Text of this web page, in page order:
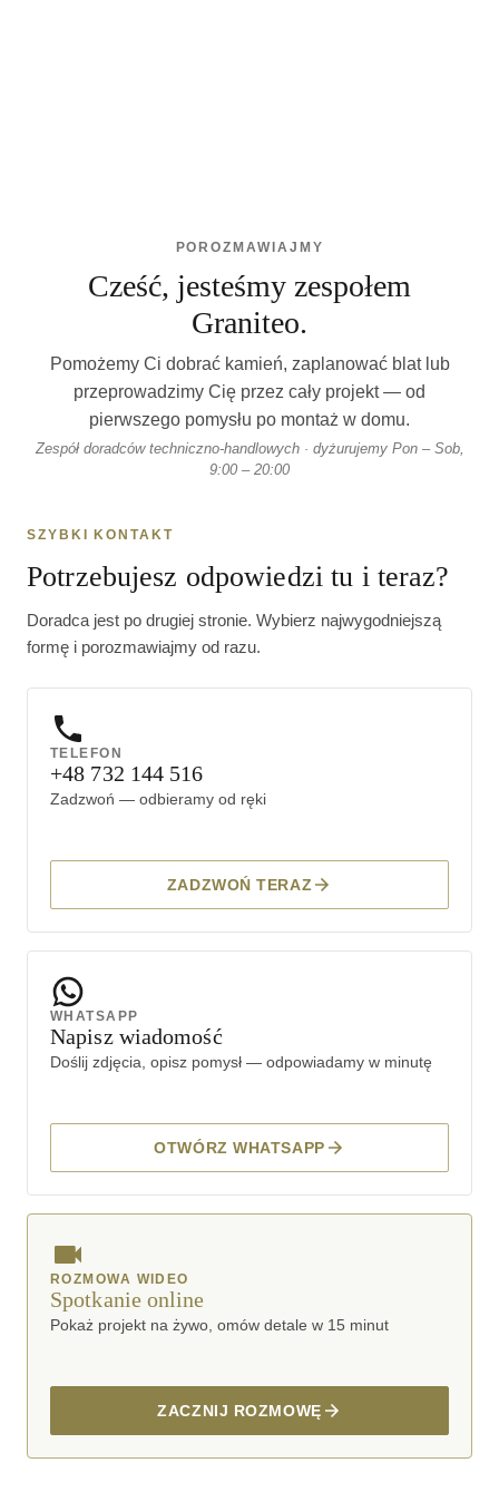
POROZMAWIAJMY
Cześć, jesteśmy zespołem
Graniteo.
Pomożemy Ci dobrać kamień, zaplanować blat lub
przeprowadzimy Cię przez cały projekt — od
pierwszego pomysłu po montaż w domu.
Zespół doradców techniczno-handlowych · dyżurujemy Pon – Sob,
9:00 – 20:00
SZYBKI KONTAKT
Potrzebujesz odpowiedzi tu i teraz?
Doradca jest po drugiej stronie. Wybierz najwygodniejszą
formę i porozmawiajmy od razu.
TELEFON
+48 732 144 516
Zadzwoń — odbieramy od ręki
ZADZWOŃ TERAZ
WHATSAPP
Napisz wiadomość
Doślij zdjęcia, opisz pomysł — odpowiadamy w minutę
OTWÓRZ WHATSAPP
ROZMOWA WIDEO
Spotkanie online
Pokaż projekt na żywo, omów detale w 15 minut
ZACZNIJ ROZMOWĘ